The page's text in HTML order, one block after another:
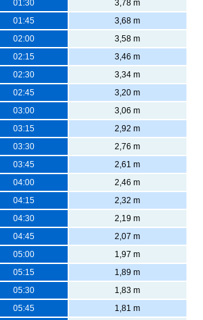
01:30
3,78 m
01:45
3,68 m
02:00
3,58 m
02:15
3,46 m
02:30
3,34 m
02:45
3,20 m
03:00
3,06 m
03:15
2,92 m
03:30
2,76 m
03:45
2,61 m
04:00
2,46 m
04:15
2,32 m
04:30
2,19 m
04:45
2,07 m
05:00
1,97 m
05:15
1,89 m
05:30
1,83 m
05:45
1,81 m